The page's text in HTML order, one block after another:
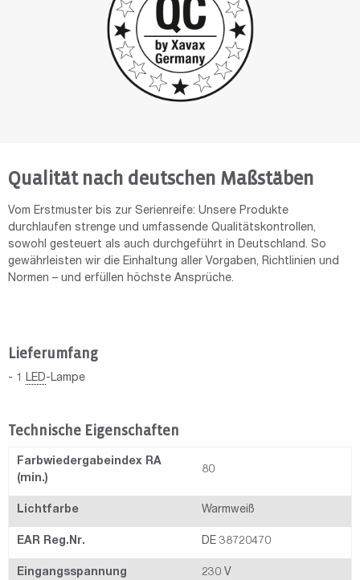
Qualität nach deutschen Maßstäben
Vom Erstmuster bis zur Serienreife: Unsere Produkte
durchlaufen strenge und umfassende Qualitätskontrollen,
sowohl gesteuert als auch durchgeführt in Deutschland. So
gewährleisten wir die Einhaltung aller Vorgaben, Richtlinien und
Normen – und erfüllen höchste Ansprüche.
Lieferumfang
- 1 LED-Lampe
Technische Eigenschaften
Farbwiedergabeindex RA
(min.)
80
Lichtfarbe Warmweiß
EAR Reg.Nr. DE 38720470
Eingangsspannung 230 V